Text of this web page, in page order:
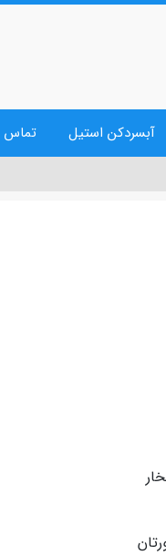
آبسردکن استیل تماس